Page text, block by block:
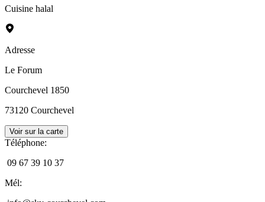
Cuisine halal
Adresse
Le Forum
Courchevel 1850
73120 Courchevel
Voir sur la carte
Téléphone:
09 67 39 10 37
Mél: